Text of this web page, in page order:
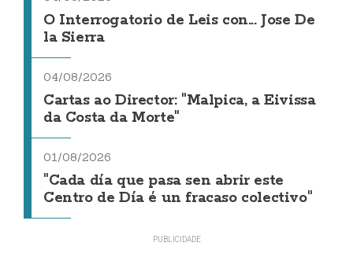
O Interrogatorio de Leis con... Jose De
la Sierra
04/08/2026
Cartas ao Director: "Malpica, a Eivissa
da Costa da Morte"
01/08/2026
"Cada día que pasa sen abrir este
Centro de Día é un fracaso colectivo"